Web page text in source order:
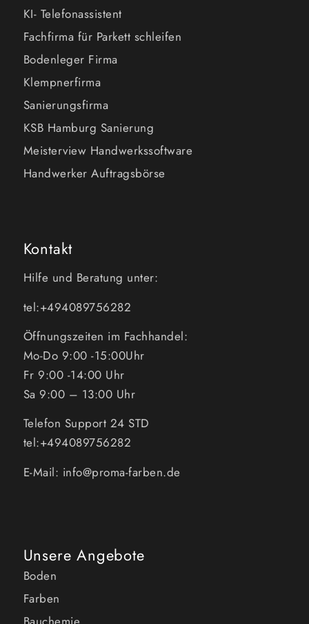
KI- Telefonassistent
Fachfirma für Parkett schleifen
Bodenleger Firma
Klempnerfirma
Sanierungsfirma
KSB Hamburg Sanierung
Meisterview Handwerkssoftware
Handwerker Auftragsbörse
Kontakt
Hilfe und Beratung unter:
tel:+494089756282
Öffnungszeiten im Fachhandel:
Mo-Do 9:00 -15:00Uhr
Fr 9:00 -14:00 Uhr
Sa 9:00 – 13:00 Uhr
Telefon Support 24 STD
tel:+494089756282
E-Mail: info@proma-farben.de
Unsere Angebote
Boden
Farben